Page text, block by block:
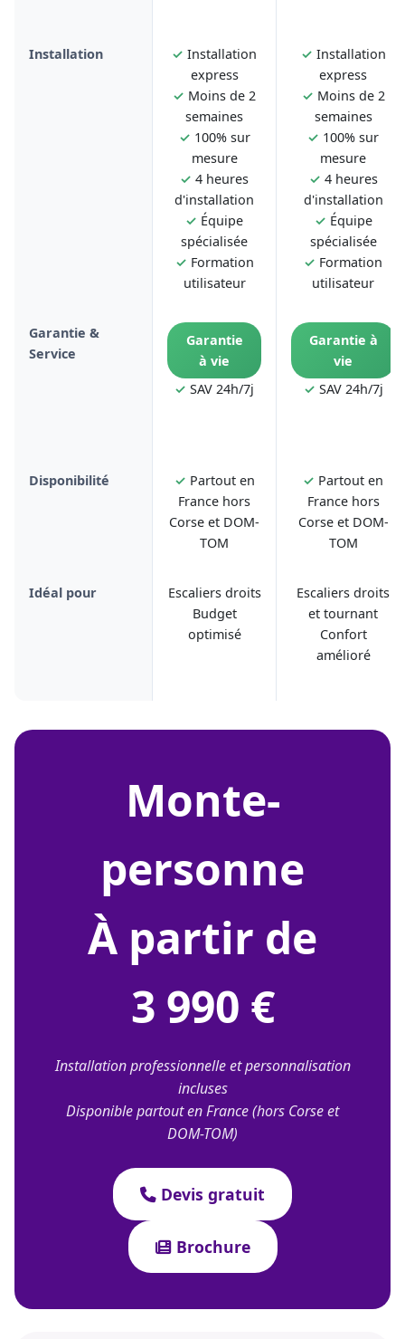
Installation ✓ Installation
express
✓ Moins de 2
semaines
✓ 100% sur
mesure
✓ 4 heures
d'installation
✓ Équipe
spécialisée
✓ Formation
utilisateur
✓ Installation
express
✓ Moins de 2
semaines
✓ 100% sur
mesure
✓ 4 heures
d'installation
✓ Équipe
spécialisée
✓ Formation
utilisateur
Garantie &
Service
Garantie
à vie
✓ SAV 24h/7j
Garantie à
vie
✓ SAV 24h/7j
Disponibilité ✓ Partout en
France hors
Corse et DOM-
TOM
✓ Partout en
France hors
Corse et DOM-
TOM
Idéal pour
Escaliers droits
Budget
optimisé
Escaliers droits
et tournant
Confort
amélioré
monte-
personne
À partir de
3 990 €
Installation professionnelle et personnalisation
incluses
Disponible partout en France (hors Corse et
DOM-TOM)
Devis gratuit
Brochure